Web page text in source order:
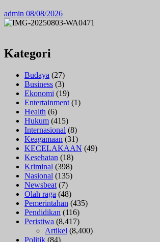
admin 08/08/2026
Kategori
Budaya (27)
Business (3)
Ekonomi (19)
Entertainment (1)
Health (6)
Hukum (415)
Internasional (8)
Keagamaan (31)
KECELAKAAN (49)
Kesehatan (18)
Kriminal (398)
Nasional (135)
Newsbeat (7)
Olah raga (48)
Pemerintahan (435)
Pendidikan (116)
Peristiwa (8,417)
Artikel (8,400)
Politik (84)